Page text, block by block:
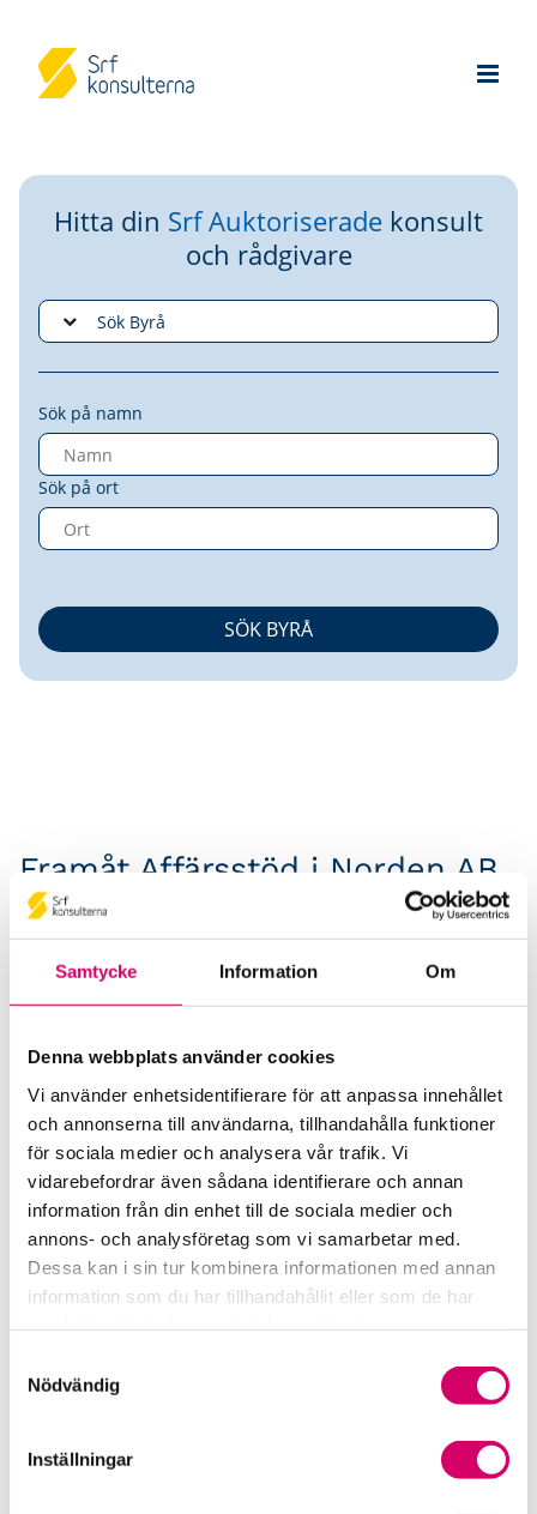
Samtycke Information Om
Denna webbplats använder cookies
Vi använder enhetsidentifierare för att anpassa innehållet
och annonserna till användarna, tillhandahålla funktioner
för sociala medier och analysera vår trafik. Vi
vidarebefordrar även sådana identifierare och annan
information från din enhet till de sociala medier och
annons- och analysföretag som vi samarbetar med.
Dessa kan i sin tur kombinera informationen med annan
information som du har tillhandahållit eller som de har
Nödvändig
Inställningar
Hitta din Srf Auktoriserade konsult
och rådgivare
Sök på namn
Sök på ort
Framåt Affärsstöd i Norden AB
Srf Auktoriserade konsulter
Alenka Bajramovic
08-37 28 98
Anna Färestad
Auktoriserad Redovisningskonsult
Skicka e-post
08-37 48 00
Årsta
Christina Ahlstedt
073-390 36 14
Svetlana Ramstrong